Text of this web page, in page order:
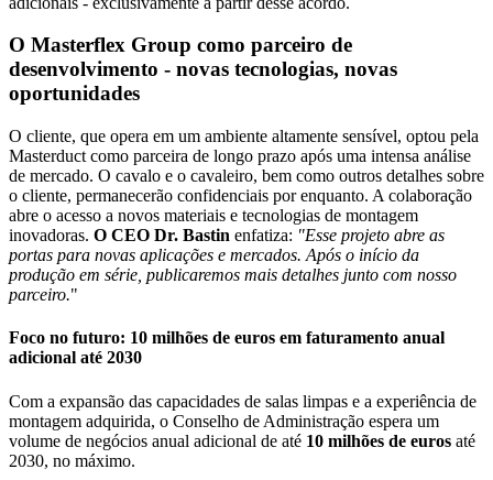
O Masterflex Group como parceiro de
desenvolvimento - novas tecnologias, novas
oportunidades
O cliente, que opera em um ambiente altamente sensível, optou pela
Masterduct como parceira de longo prazo após uma intensa análise
de mercado. O cavalo e o cavaleiro, bem como outros detalhes sobre
o cliente, permanecerão confidenciais por enquanto. A colaboração
abre o acesso a novos materiais e tecnologias de montagem
inovadoras. O CEO Dr. Bastin enfatiza: "Esse projeto abre as
portas para novas aplicações e mercados. Após o início da
produção em série, publicaremos mais detalhes junto com nosso
parceiro."
Foco no futuro: 10 milhões de euros em faturamento anual
adicional até 2030
Com a expansão das capacidades de salas limpas e a experiência de
montagem adquirida, o Conselho de Administração espera um
volume de negócios anual adicional de até 10 milhões de euros até
2030, no máximo.